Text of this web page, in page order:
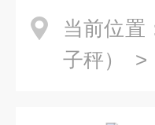
当前位置
子秤）
>